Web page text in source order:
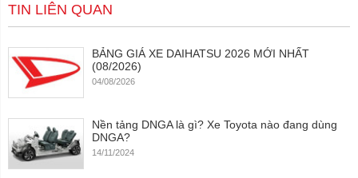
TIN LIÊN QUAN
BẢNG GIÁ XE DAIHATSU 2026 MỚI NHẤT
(08/2026)
04/08/2026
Nền tảng DNGA là gì? Xe Toyota nào đang dùng
DNGA?
14/11/2024